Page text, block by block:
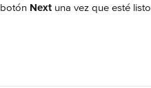
Next una vez que esté listo